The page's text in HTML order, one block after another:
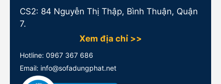
CS2: 84 Nguyễn Thị Thập, Bình Thuận, Quận
7.
Xem địa chỉ >>
Hotline: 0967 367 686
Email: info@sofadungphat.net